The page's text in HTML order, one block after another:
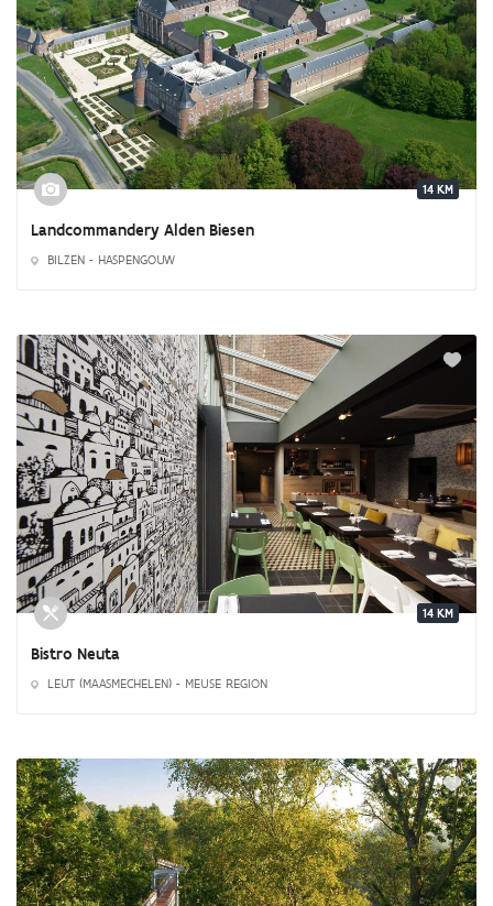
14 KM
Landcommandery Alden Biesen
BILZEN - HASPENGOUW
14 KM
Bistro Neuta
LEUT (MAASMECHELEN) - MEUSE REGION